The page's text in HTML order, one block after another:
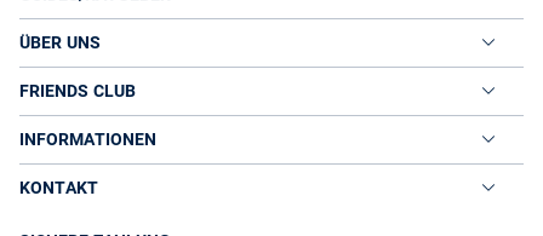
Nougat liegen im Trend. Akzentuieren Sie Ihre Outfits
Trend 2025 – Materialien:
Stretch trifft auf melierte Texturen. Nachhaltige Fasern
rücken zunehmend in den Fokus.
Trend 2025 – Silhouetten:Weit und locker fallend mit
kastigen Details – wie etwa die
ÜBER UNS
FRIENDS CLUB
INFORMATIONEN
KONTAKT